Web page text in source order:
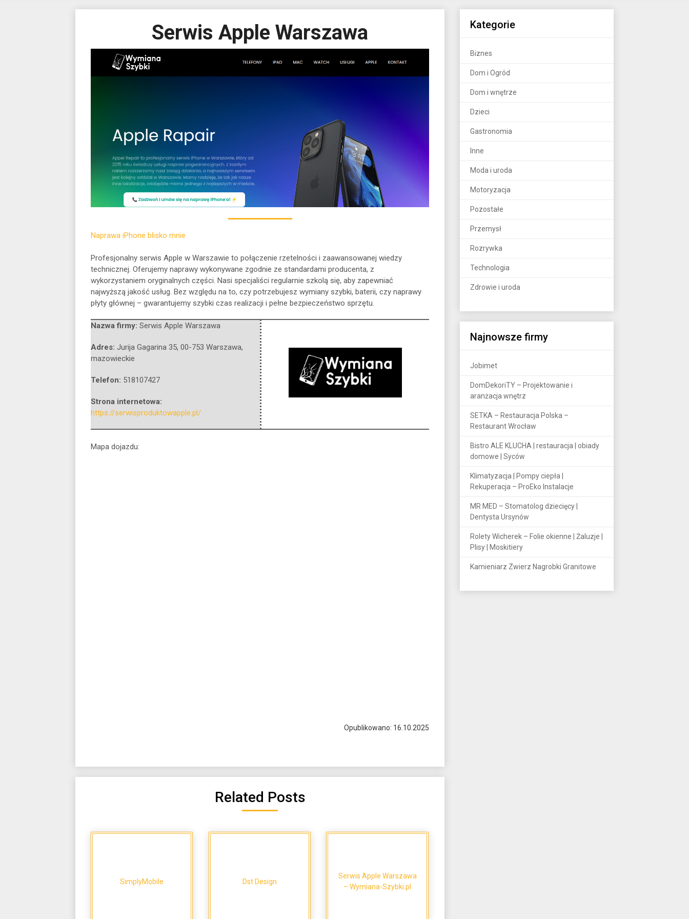
Serwis Apple Warszawa
Naprawa iPhone blisko mnie
Profesjonalny serwis Apple w Warszawie to połączenie rzetelności i zaawansowanej wiedzy
technicznej. Oferujemy naprawy wykonywane zgodnie ze standardami producenta, z
wykorzystaniem oryginalnych części. Nasi specjaliści regularnie szkolą się, aby zapewniać
najwyższą jakość usług. Bez względu na to, czy potrzebujesz wymiany szybki, baterii, czy naprawy
płyty głównej – gwarantujemy szybki czas realizacji i pełne bezpieczeństwo sprzętu.
Nazwa firmy: Serwis Apple Warszawa
Adres: Jurija Gagarina 35, 00-753 Warszawa,
mazowieckie
Telefon: 518107427
Strona internetowa:
https://serwisproduktowapple.pl/
Mapa dojazdu:
Opublikowano: 16.10.2025
Related Posts
SimplyMobile Dst Design
Serwis Apple Warszawa
– Wymiana-Szybki.pl
Kategorie
Biznes
Dom i Ogród
Dom i wnętrze
Dzieci
Gastronomia
Inne
Moda i uroda
Motoryzacja
Pozostałe
Przemysł
Rozrywka
Technologia
Zdrowie i uroda
Najnowsze firmy
Jobimet
DomDekoriTY – Projektowanie i
aranżacja wnętrz
SETKA – Restauracja Polska –
Restaurant Wrocław
Bistro ALE KLUCHA | restauracja | obiady
domowe | Syców
Klimatyzacja | Pompy ciepła |
Rekuperacja – ProEko Instalacje
MR MED – Stomatolog dziecięcy |
Dentysta Ursynów
Rolety Wicherek – Folie okienne | Żaluzje |
Plisy | Moskitiery
Kamieniarz Zwierz Nagrobki Granitowe